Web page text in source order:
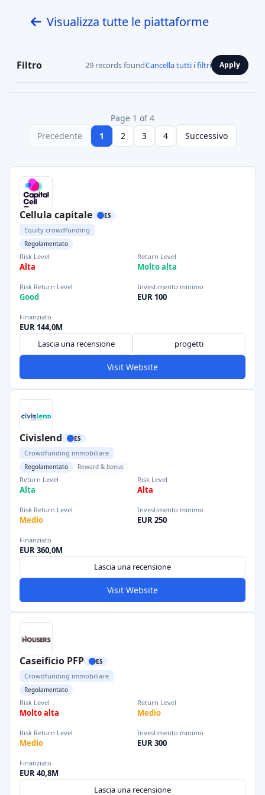
Visualizza tutte le piattaforme
Filtro 29 records foundCancella tutti i filtri Apply
Page 1 of 4
Precedente
1 2 3 4 Successivo
Cellula capitale ES
Equity crowdfunding
Regolamentato
Risk Level
Alta
Return Level
Molto alta
Risk Return Level
Good
Investimento minimo
EUR 100
Finanziato
EUR 144,0M
Lascia una recensione
progetti
Visit Website
Civislend ES
Crowdfunding immobiliare
Regolamentato Reward & bonus
Return Level
Alta
Risk Level
Alta
Risk Return Level
Medio
Investimento minimo
EUR 250
Finanziato
EUR 360,0M
Lascia una recensione
Visit Website
Caseificio PFP ES
Crowdfunding immobiliare
Regolamentato
Risk Level
Molto alta
Return Level
Medio
Risk Return Level
Medio
Investimento minimo
EUR 300
Finanziato
EUR 40,8M
Lascia una recensione